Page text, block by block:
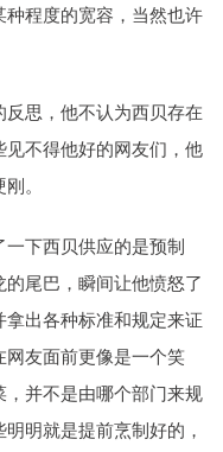
程度的宽容，当然也许
思，他不认为西贝存在
不得他好的网友们，他
。
下西贝供应的是预制
尾巴，瞬间让他愤怒了
出各种标准和规定来证
友面前更像是一个笑
并不是由哪个部门来规
明就是提前烹制好的，